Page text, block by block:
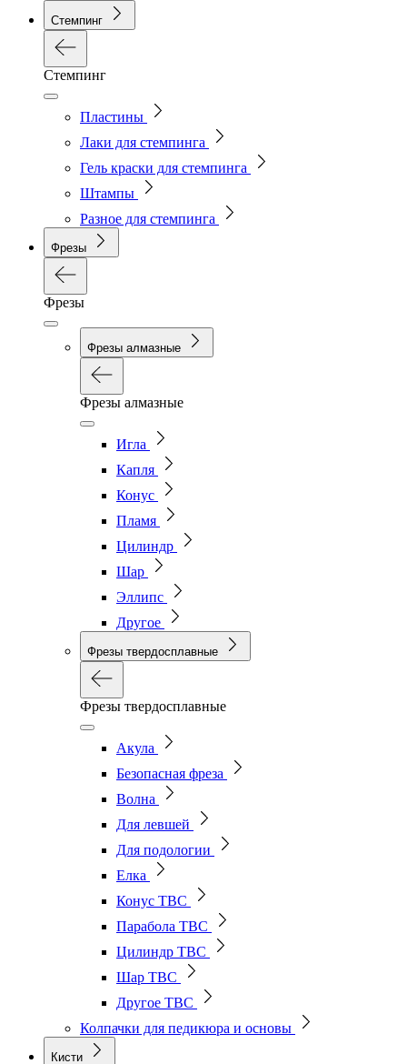
Стемпинг
Стемпинг
Пластины
Лаки для стемпинга
Гель краски для стемпинга
Штампы
Разное для стемпинга
Фрезы
Фрезы
Фрезы алмазные
Фрезы алмазные
Игла
Капля
Конус
Пламя
Цилиндр
Шар
Эллипс
Другое
Фрезы твердосплавные
Фрезы твердосплавные
Акула
Безопасная фреза
Волна
Для левшей
Для подологии
Елка
Конус ТВС
Парабола ТВС
Цилиндр ТВС
Шар ТВС
Другое ТВС
Колпачки для педикюра и основы
Кисти